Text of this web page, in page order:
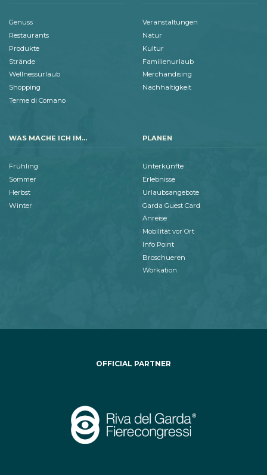
Genuss
Restaurants
Produkte
Strände
Wellnessurlaub
Shopping
Terme di Comano
Veranstaltungen
Natur
Kultur
Familienurlaub
Merchandising
Nachhaltigkeit
WAS MACHE ICH IM...
Frühling
Sommer
Herbst
Winter
PLANEN
Unterkünfte
Erlebnisse
Urlaubsangebote
Garda Guest Card
Anreise
Mobilität vor Ort
Info Point
Broschueren
Workation
OFFICIAL PARTNER